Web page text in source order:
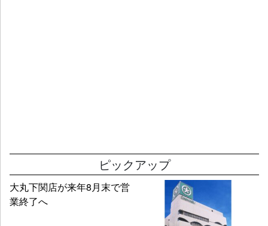
ピックアップ
大丸下関店が来年8月末で営
業終了へ